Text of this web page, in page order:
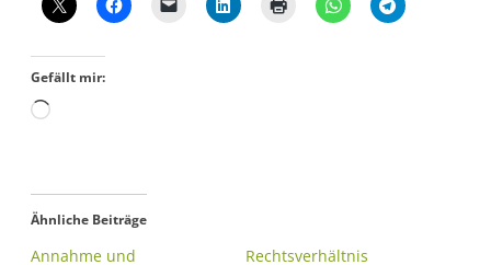
Gefällt mir:
Ähnliche Beiträge
Annahme und Rechtsverhältnis